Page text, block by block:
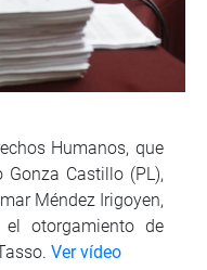
Humanos, que
Gonza Castillo (PL),
Méndez Irigoyen,
otorgamiento de
Ver vídeo